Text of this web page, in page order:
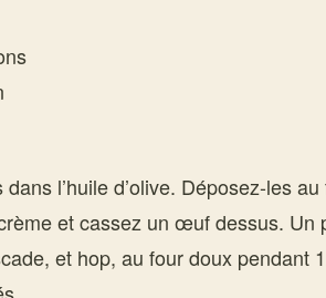
l’huile d’olive. Déposez-les
et cassez un œuf dessus. Un
et hop, au four doux pendant